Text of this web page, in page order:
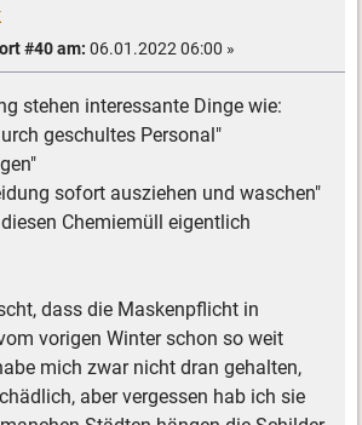
#40 am: 06.01.2022 06:00 »
stehen interessante Dinge wie:
geschultes Personal"
sofort ausziehen und waschen"
Chemiemüll eigentlich
dass die Maskenpflicht in
vorigen Winter schon so weit
mich zwar nicht dran gehalten,
aber vergessen hab ich sie